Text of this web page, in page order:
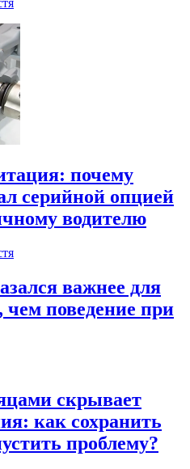
почему
серийной опцией
водителю
важнее для
чем поведение при
скрывает
как сохранить
проблему?